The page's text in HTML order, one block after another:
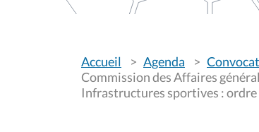
o
u
s
ê
Accueil Agenda
Commission des Affaires
Infrastructures sportives :